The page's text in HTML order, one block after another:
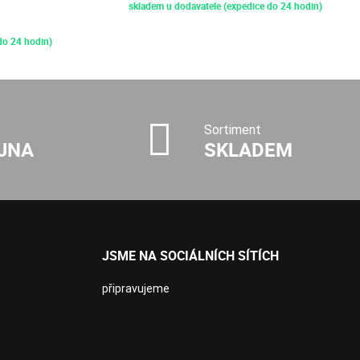
24 hodin)
skladem u dodavatele (expedice do 24 hodin)
Sortiment
SKLADEM
JSME NA SOCIÁLNÍCH SÍTÍCH
připravujeme